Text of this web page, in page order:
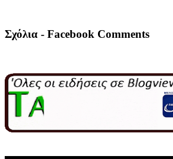
Σχόλια - Facebook Comments